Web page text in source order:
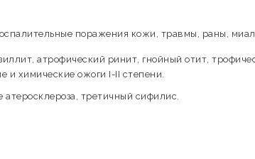
поражения кожи, травмы, раны,
атрофический ринит, гнойный отит,
и химические ожоги I-II степени.
третичный сифилис.